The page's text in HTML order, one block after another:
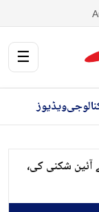
☰
ویڈیوز
آئین شکنی کی،